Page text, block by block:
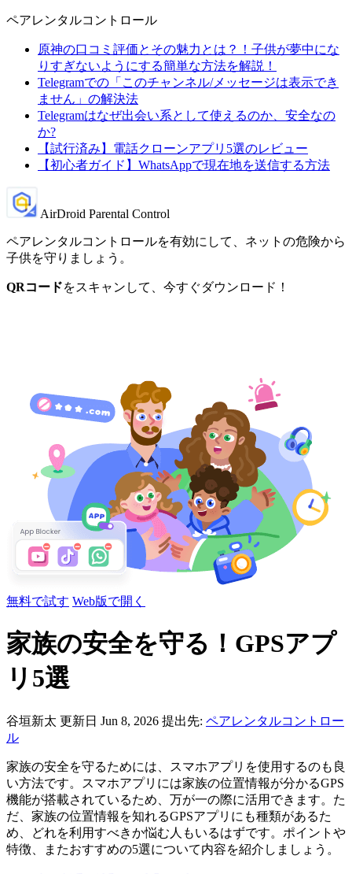
ペアレンタルコントロール
原神の口コミ評価とその魅力とは？！子供が夢中にな
りすぎないようにする簡単な方法を解説！
Telegramでの「このチャンネル/メッセージは表示でき
ません」の解決法
Telegramはなぜ出会い系として使えるのか、安全なの
か?
【試行済み】電話クローンアプリ5選のレビュー
【初心者ガイド】WhatsAppで現在地を送信する方法
AirDroid Parental Control
ペアレンタルコントロールを有効にして、ネットの危険から
子供を守りましょう。
QRコードをスキャンして、今すぐダウンロード！
無料で試す Web版で開く
家族の安全を守る！GPSアプ
リ5選
谷垣新太 更新日 Jun 8, 2026 提出先: ペアレンタルコントロー
ル
家族の安全を守るためには、スマホアプリを使用するのも良
い方法です。スマホアプリには家族の位置情報が分かるGPS
機能が搭載されているため、万が一の際に活用できます。た
だ、家族の位置情報を知れるGPSアプリにも種類があるた
め、どれを利用すべきか悩む人もいるはずです。ポイントや
特徴、またおすすめの5選について内容を紹介しましょう。